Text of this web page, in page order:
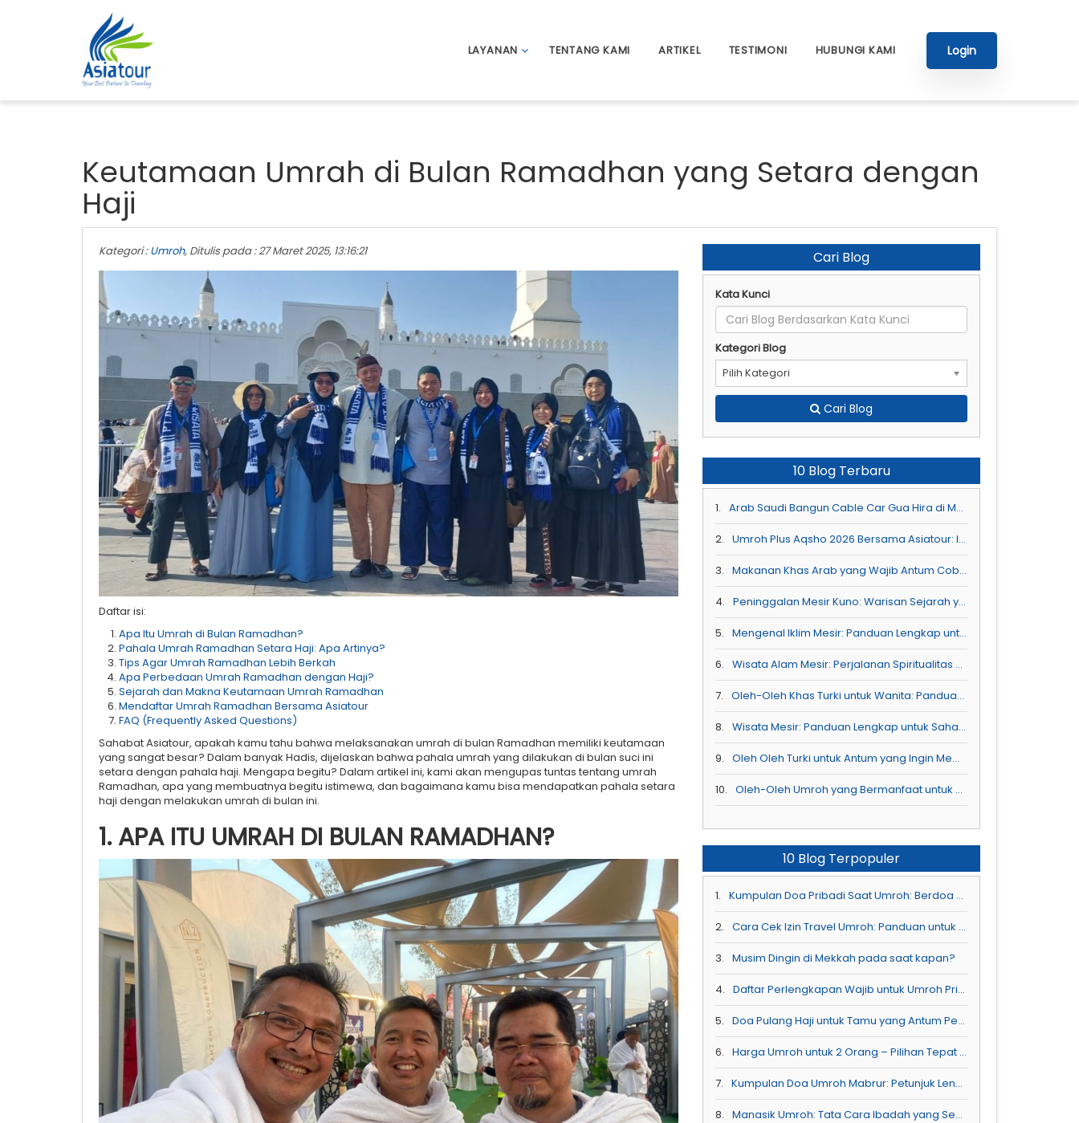
LAYANAN TENTANG KAMI ARTIKEL TESTIMONI HUBUNGI KAMI Login
Keutamaan Umrah di Bulan Ramadhan yang Setara dengan
Haji
Kategori :Umroh, Ditulis pada : 27 Maret 2025, 13:16:21
Daftar isi:
Apa Itu Umrah di Bulan Ramadhan?
Pahala Umrah Ramadhan Setara Haji: Apa Artinya?
Tips Agar Umrah Ramadhan Lebih Berkah
Apa Perbedaan Umrah Ramadhan dengan Haji?
Sejarah dan Makna Keutamaan Umrah Ramadhan
Mendaftar Umrah Ramadhan Bersama Asiatour
FAQ (Frequently Asked Questions)
Sahabat Asiatour, apakah kamu tahu bahwa melaksanakan umrah di bulan Ramadhan memiliki keutamaan
yang sangat besar? Dalam banyak Hadis, dijelaskan bahwa pahala umrah yang dilakukan di bulan suci ini
setara dengan pahala haji. Mengapa begitu? Dalam artikel ini, kami akan mengupas tuntas tentang umrah
Ramadhan, apa yang membuatnya begitu istimewa, dan bagaimana kamu bisa mendapatkan pahala setara
haji dengan melakukan umrah di bulan ini.
1. APA ITU UMRAH DI BULAN RAMADHAN?
Cari Blog
Kata Kunci
Kategori Blog
Pilih Kategori
Cari Blog
10 Blog Terbaru
1. Arab Saudi Bangun Cable Car Gua Hira di Makkah : Akses Ziarah Yang Lebih Nyaman
2. Umroh Plus Aqsho 2026 Bersama Asiatour: Ibadah & Ziarah ke Tiga Masjid Suci dalam Satu Perjalanan
3. Makanan Khas Arab yang Wajib Antum Coba Saat Perjalanan Haji dan Umroh
4. Peninggalan Mesir Kuno: Warisan Sejarah yang Menginspirasi Ibadah Kita
5. Mengenal Iklim Mesir: Panduan Lengkap untuk Sahabat Asiatour
6. Wisata Alam Mesir: Perjalanan Spiritualitas & Keindahan Alam untuk Antum Ketahui
7. Oleh-Oleh Khas Turki untuk Wanita: Panduan Lengkap untuk Sahabat Asiatour
8. Wisata Mesir: Panduan Lengkap untuk Sahabat Asiatour
9. Oleh Oleh Turki untuk Antum yang Ingin Membawa Pulang Kenangan Spesial
10. Oleh-Oleh Umroh yang Bermanfaat untuk Sahabat Asiatour
10 Blog Terpopuler
1. Kumpulan Doa Pribadi Saat Umroh: Berdoa di Tempat Mustajab
2. Cara Cek Izin Travel Umroh: Panduan untuk Antum Ketahui
3. Musim Dingin di Mekkah pada saat kapan?
4. Daftar Perlengkapan Wajib untuk Umroh Pria Selama 12 Hari
5. Doa Pulang Haji untuk Tamu yang Antum Perlu Ketahui
6. Harga Umroh untuk 2 Orang – Pilihan Tepat untuk Ibadah Bersama Pasangan
7. Kumpulan Doa Umroh Mabrur: Petunjuk Lengkap untuk Ibadah di Tanah Suci
8. Manasik Umroh: Tata Cara Ibadah yang Sesuai Sunnah